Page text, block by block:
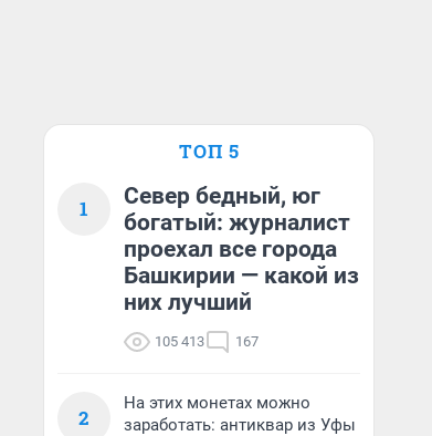
ТОП 5
1
Север бедный, юг
богатый: журналист
проехал все города
Башкирии — какой из
них лучший
105 413 167
2
На этих монетах можно
заработать: антиквар из Уфы